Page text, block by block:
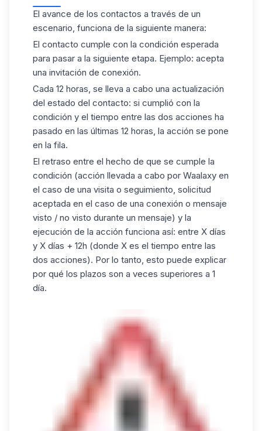
El avance de los contactos a través de un
escenario, funciona de la siguiente manera:
El contacto cumple con la condición esperada
para pasar a la siguiente etapa. Ejemplo: acepta
una invitación de conexión.
Cada 12 horas, se lleva a cabo una actualización
del estado del contacto: si cumplió con la
condición y el tiempo entre las dos acciones ha
pasado en las últimas 12 horas, la acción se pone
en la fila.
El retraso entre el hecho de que se cumple la
condición (acción llevada a cabo por Waalaxy en
el caso de una visita o seguimiento, solicitud
aceptada en el caso de una conexión o mensaje
visto / no visto durante un mensaje) y la
ejecución de la acción funciona así: entre X días
y X días + 12h (donde X es el tiempo entre las
dos acciones). Por lo tanto, esto puede explicar
por qué los plazos son a veces superiores a 1
día.